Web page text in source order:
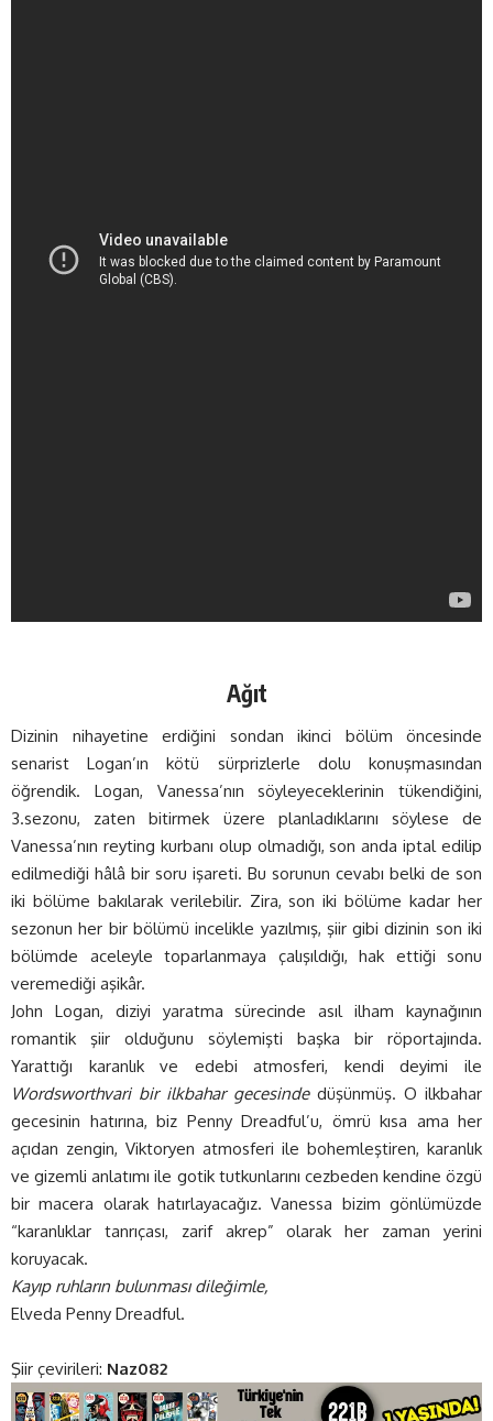
Ağıt
Dizinin nihayetine erdiğini sondan ikinci bölüm öncesinde
senarist Logan’ın kötü sürprizlerle dolu konuşmasından
öğrendik. Logan, Vanessa’nın söyleyeceklerinin tükendiğini,
3.sezonu, zaten bitirmek üzere planladıklarını söylese de
Vanessa’nın reyting kurbanı olup olmadığı, son anda iptal edilip
edilmediği hâlâ bir soru işareti. Bu sorunun cevabı belki de son
iki bölüme bakılarak verilebilir. Zira, son iki bölüme kadar her
sezonun her bir bölümü incelikle yazılmış, şiir gibi dizinin son iki
bölümde aceleyle toparlanmaya çalışıldığı, hak ettiği sonu
veremediği aşikâr.
John Logan, diziyi yaratma sürecinde asıl ilham kaynağının
romantik şiir olduğunu söylemişti başka bir röportajında.
Yarattığı karanlık ve edebi atmosferi, kendi deyimi ile
Wordsworthvari bir ilkbahar gecesindedüşünmüş. O ilkbahar
gecesinin hatırına, biz Penny Dreadful’u, ömrü kısa ama her
açıdan zengin, Viktoryen atmosferi ile bohemleştiren, karanlık
ve gizemli anlatımı ile gotik tutkunlarını cezbeden kendine özgü
bir macera olarak hatırlayacağız. Vanessa bizim gönlümüzde
“karanlıklar tanrıçası, zarif akrep” olarak her zaman yerini
koruyacak.
Kayıp ruhların bulunması dileğimle,
Elveda Penny Dreadful.
Şiir çevirileri: Naz082